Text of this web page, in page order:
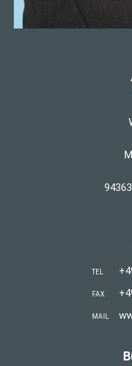
TEL
FAX
MAIL